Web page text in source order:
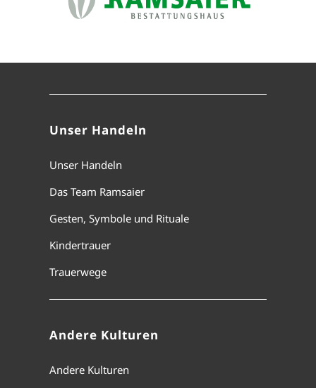
Unser Handeln
Unser Handeln
Das Team Ramsaier
Gesten, Symbole und Rituale
Kindertrauer
Trauerwege
Andere Kulturen
Andere Kulturen